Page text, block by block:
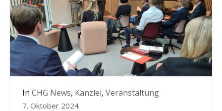
In CHG News, Kanzlei, Veranstaltung
7. Oktober 2024